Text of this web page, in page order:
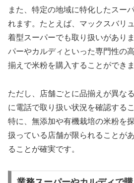
また、特定の地域に特化したスー
れます。たとえば、マックスバリ
着型スーパーでも取り扱いがあり
パーやカルディといった専門性の
揃えで米粉を購入することができま
ただし、店舗ごとに品揃えが異な
に電話で取り扱い状況を確認する
特に、無添加や有機栽培の米粉を
扱っている店舗が限られることが
ることが確実です。